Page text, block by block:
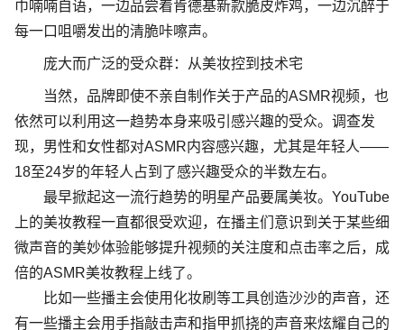
巾喃喃自语，一边品尝着肯德基新款脆皮炸鸡，一边沉醉于
每一口咀嚼发出的清脆咔嚓声。
庞大而广泛的受众群：从美妆控到技术宅
当然，品牌即使不亲自制作关于产品的ASMR视频，也
依然可以利用这一趋势本身来吸引感兴趣的受众。调查发
现，男性和女性都对ASMR内容感兴趣，尤其是年轻人——
18至24岁的年轻人占到了感兴趣受众的半数左右。
最早掀起这一流行趋势的明星产品要属美妆。 YouTube
上的美妆教程一直都很受欢迎，在播主们意识到关于某些细
微声音的美妙体验能够提升视频的关注度和点击率之后，成
倍的ASMR美妆教程上线了。
比如一些播主会使用化妆刷等工具创造沙沙的声音，还
有一些播主会用手指敲击声和指甲抓挠的声音来炫耀自己的